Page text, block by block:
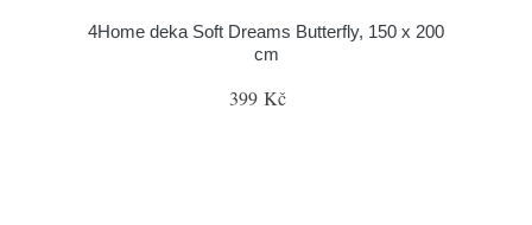
4Home deka Soft Dreams Butterfly, 150 x 200
cm
399 Kč